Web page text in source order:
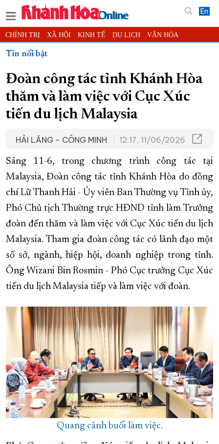
En
CHÍNH TRỊ XÃ HỘI KINH TẾ DU LỊCH VĂN HÓA
THỂ THAO ĐỜI SỐNG
THẾ GIỚI MULTIMEDIA VIDEO ĐỌC BÁO ONLINE
PODCAST THÔNG TIN - QUẢNG CÁO
QUY HOẠCH TỈNH KHÁNH HÒA
TRƯỜNG SA BIỂN ĐẢO QUÊ HƯƠNG
XÂY DỰNG NÔNG THÔN MỚI LỊCH CẮT ĐIỆN
KHOẢNH KHẮC ĐẸP XỨ TRẦM
XÂY DỰNG KHÁNH HÒA TRỞ THÀNH THÀNH PHỐ TRỰC THUỘC
ĐẠI HỘI ĐẢNG CÁC CẤP TRANG CHỦ VỀ BÁO KHÁNH HÒA
Tin nổi bật
Đoàn công tác tỉnh Khánh Hòa
thăm và làm việc với Cục Xúc
tiến du lịch Malaysia
HẢI LĂNG - CÔNG MINH 12:17, 11/06/2026
Sáng 11-6, trong chương trình công tác tại
Malaysia, Đoàn công tác tỉnh Khánh Hòa do đồng
chí Lữ Thanh Hải - Ủy viên Ban Thường vụ Tỉnh ủy,
Phó Chủ tịch Thường trực HĐND tỉnh làm Trưởng
đoàn đến thăm và làm việc với Cục Xúc tiến du lịch
Malaysia. Tham gia đoàn công tác có lãnh đạo một
số sở, ngành, hiệp hội, doanh nghiệp trong tỉnh.
Ông Wizani Bin Rosmin - Phó Cục trưởng Cục Xúc
tiến du lịch Malaysia tiếp và làm việc với đoàn.
Quang cảnh buổi làm việc.